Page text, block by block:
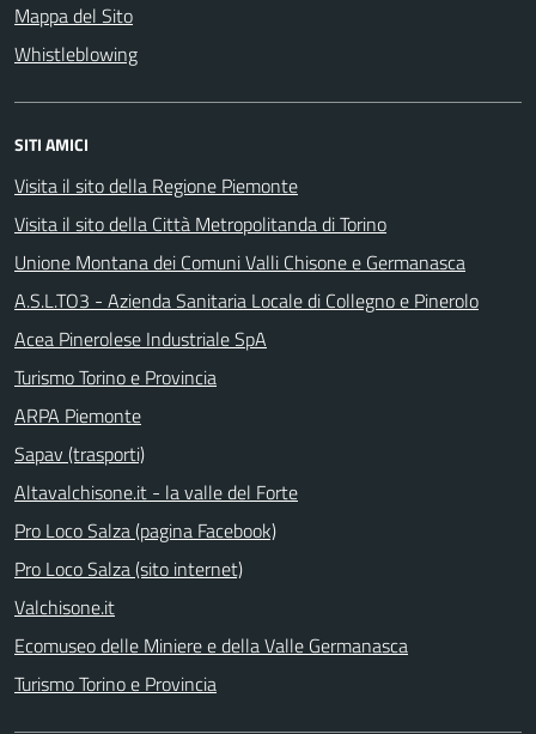
Mappa del Sito
Whistleblowing
SITI AMICI
Visita il sito della Regione Piemonte
Visita il sito della Città Metropolitanda di Torino
Unione Montana dei Comuni Valli Chisone e Germanasca
A.S.L.TO3 - Azienda Sanitaria Locale di Collegno e Pinerolo
Acea Pinerolese Industriale SpA
Turismo Torino e Provincia
ARPA Piemonte
Sapav (trasporti)
Altavalchisone.it - la valle del Forte
Pro Loco Salza (pagina Facebook)
Pro Loco Salza (sito internet)
Valchisone.it
Ecomuseo delle Miniere e della Valle Germanasca
Turismo Torino e Provincia